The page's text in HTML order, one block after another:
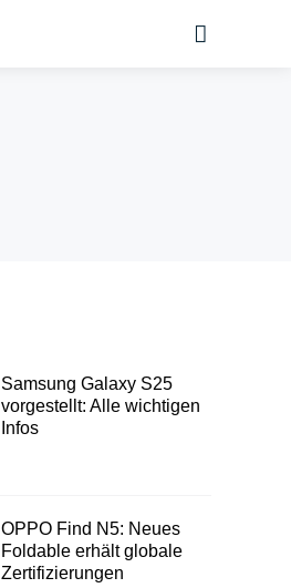
Samsung Galaxy S25
vorgestellt: Alle wichtigen
Infos
OPPO Find N5: Neues
Foldable erhält globale
Zertifizierungen